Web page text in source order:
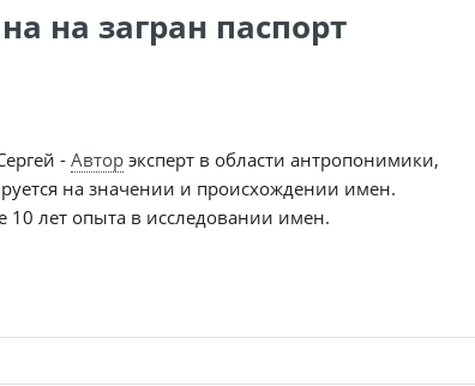
на загран паспорт
- Авторэксперт в области антропонимики,
на значении и происхождении имен.
10 лет опыта в исследовании имен.